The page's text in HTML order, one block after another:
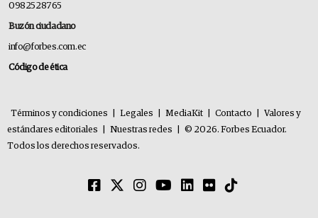
0982528765
Buzón ciudadano
info@forbes.com.ec
Código de ética
Términos y condiciones Legales MediaKit Contacto
Valores y
estándares editoriales
Nuestras redes
© 2026. Forbes Ecuador.
Todos los derechos reservados.